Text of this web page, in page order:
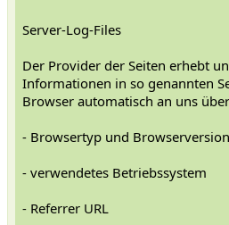
Server-Log-Files
Der Provider der Seiten erhebt
Informationen in so genannten
Browser automatisch an uns
- Browsertyp und Browserversion
- verwendetes Betriebssystem
- Referrer URL